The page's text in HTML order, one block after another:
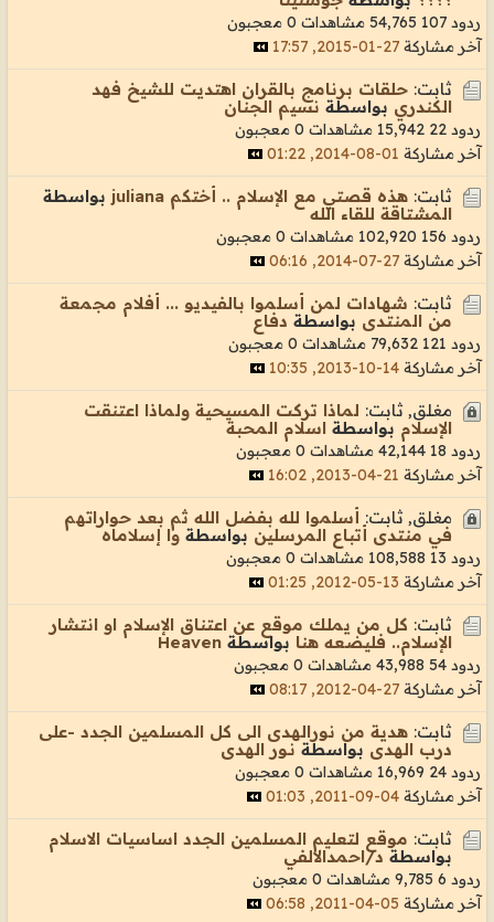
ردود 107 54,765 مشاهدات
0 معجبون
آخر مشاركة 27-01-2015, 17:57
ثابت: حلقات برنامج بالقران اهتديت للشيخ فهد
الكندري بواسطة نسيم الجنان
ردود 22 15,942 مشاهدات
0 معجبون
آخر مشاركة 01-08-2014, 01:22
ثابت: هذه قصتي مع الإسلام .. أختكم juliana
بواسطة
المشتاقة للقاء الله
ردود 156 102,920 مشاهدات
0 معجبون
آخر مشاركة 27-07-2014, 06:16
ثابت: شهادات لمن أسلموا بالفيديو ... أفلام مجمعة
من المنتدى بواسطة دفاع
ردود 121 79,632 مشاهدات
0 معجبون
آخر مشاركة 14-10-2013, 10:35
مغلق, ثابت: لماذا تركت المسيحية ولماذا اعتنقت
الإسلام بواسطة اسلام المحبة
ردود 18 42,144 مشاهدات
0 معجبون
آخر مشاركة 21-04-2013, 16:02
مغلق, ثابت: أسلموا لله بفضل الله ثم بعد حواراتهم
في منتدى أتباع المرسلين بواسطة وا إسلاماه
ردود 13 108,588 مشاهدات
0 معجبون
آخر مشاركة 13-05-2012, 01:25
ثابت: كل من يملك موقع عن اعتناق الإسلام او انتشار
الإسلام.. فليضعه هنا بواسطة Heaven
ردود 54 43,988 مشاهدات
0 معجبون
آخر مشاركة 27-04-2012, 08:17
ثابت: هدية من نورالهدى الى كل المسلمين الجدد -على
درب الهدى بواسطة نـور الهدى
ردود 24 16,969 مشاهدات
0 معجبون
آخر مشاركة 04-09-2011, 01:03
ثابت: موقع لتعليم المسلمين الجدد اساسيات الاسلام
بواسطة د/احمدالالفي
ردود 6 9,785 مشاهدات
0 معجبون
آخر مشاركة 05-04-2011, 06:58